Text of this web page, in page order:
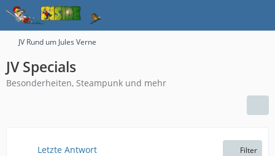
JV Rund um Jules Verne
JV Specials
Besonderheiten, Steampunk und mehr
Letzte Antwort Filter